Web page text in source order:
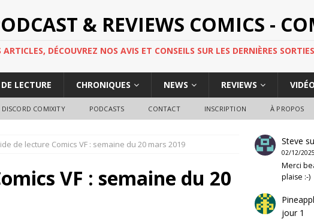
& REVIEWS COMICS -
DÉCOUVREZ NOS AVIS ET CONSEILS SUR LES DERNIÈRES
LECTURE CHRONIQUES NEWS REVIEWS
DISCORD COMIXITY PODCASTS CONTACT INSCRIPTION À PROPOS
de lecture Comics VF : semaine du 20 mars 2019
VF : semaine du 20
Steve
02/12/2025
Merci
plaise :-)
jour 1